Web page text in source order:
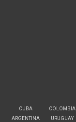
CUBA
ARGENTINA
COLOMBIA
URUGUAY